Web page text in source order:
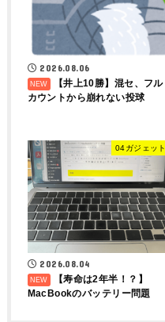
2026.08.06
【井上10勝】混セ、フル
カウントから崩れない投球
04ガジェット
2026.08.04
【寿命は2年半！？】
MacBookのバッテリー問題